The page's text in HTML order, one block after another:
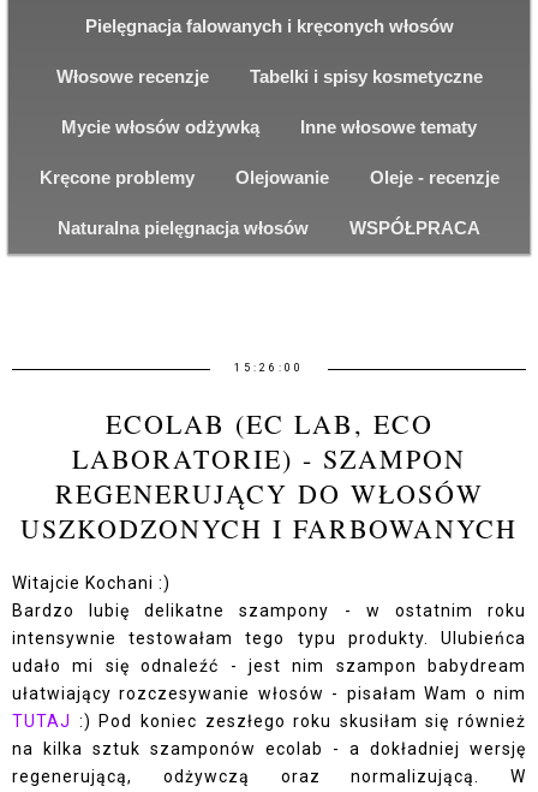
Pielęgnacja falowanych i kręconych włosów
Włosowe recenzje Tabelki i spisy kosmetyczne
Mycie włosów odżywką Inne włosowe tematy
Kręcone problemy Olejowanie Oleje - recenzje
Naturalna pielęgnacja włosów WSPÓŁPRACA
15:26:00
ECOLAB (EC LAB, ECO
LABORATORIE) - SZAMPON
REGENERUJĄCY DO WŁOSÓW
USZKODZONYCH I FARBOWANYCH
Witajcie Kochani :)
Bardzo lubię delikatne szampony - w ostatnim roku
intensywnie testowałam tego typu produkty. Ulubieńca
udało mi się odnaleźć - jest nim szampon babydream
ułatwiający rozczesywanie włosów - pisałam Wam o nim
TUTAJ :) Pod koniec zeszłego roku skusiłam się również
na kilka sztuk szamponów ecolab - a dokładniej wersję
regenerującą, odżywczą oraz normalizującą. W